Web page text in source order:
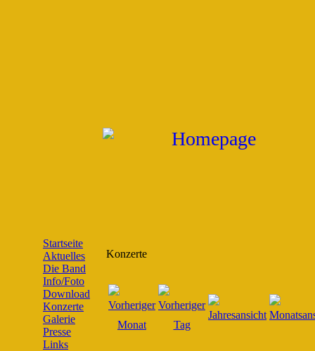
Startseite
Aktuelles
Die Band
Info/Foto
Download
Konzerte
Galerie
Presse
Links
Konzerte